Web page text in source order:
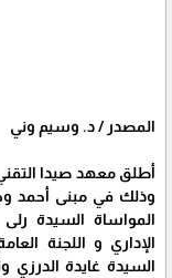
المصدر / د. وسيم وني
أطلق معهد صيدا
وذلك في مبنى أحمد
المواساة السيدة
الإداري و اللجنة
السيدة غايدة الدرزي